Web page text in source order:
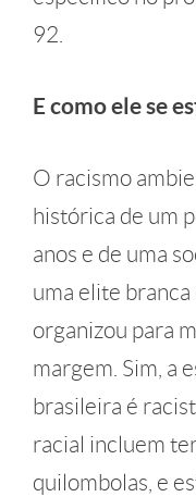
92.
E como ele se
O racismo
histórica de um
anos e de uma
uma elite
organizou para
margem. Sim, a
brasileira é
racial incluem
quilombolas, e